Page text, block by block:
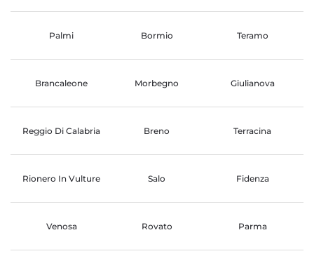
Palmi Bormio Teramo
Brancaleone Morbegno Giulianova
Reggio Di Calabria Breno Terracina
Rionero In Vulture Salo Fidenza
Venosa Rovato Parma